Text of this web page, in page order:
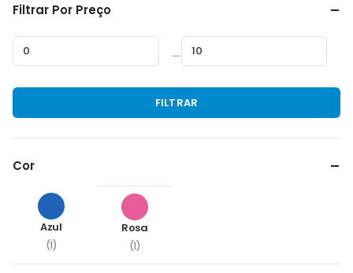
Filtrar Por Preço
Preço
Preço
—
FILTRAR
Cor
Azul
(1)
Rosa
(1)